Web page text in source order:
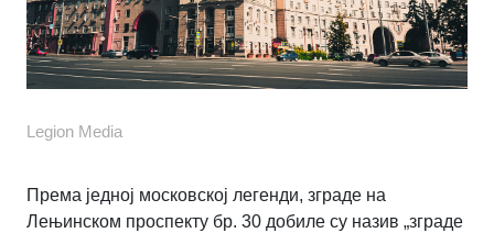
Legion Media
Према једној московској легенди, зграде на
Лењинском проспекту бр. 30 добиле су назив „зграде